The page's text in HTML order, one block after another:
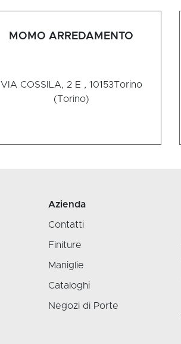
MOMO ARREDAMENTO
VIA COSSILA, 2 E , 10153Torino
(Torino)
Azienda
Contatti
Finiture
Maniglie
Cataloghi
Negozi di Porte